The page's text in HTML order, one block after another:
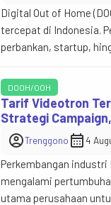
Digital Out of Home
tercepat di Indonesia.
perbankan, startup,
memilih penyedia
DOOH/OOH
Tarif Videotron
Strategi
account_circleTrenggono calendar_month4
Perkembangan industri
mengalami
utama perusahaan